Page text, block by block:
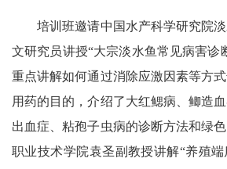
培训班邀请中国水产科学研究院淡
文研究员讲授“大宗淡水鱼常见病害诊
重点讲解如何通过消除应激因素等方
用药的目的，介绍了大红鳃病、鲫造
出血症、粘孢子虫病的诊断方法和绿
职业技术学院袁圣副教授讲解“养殖